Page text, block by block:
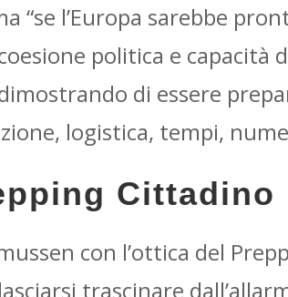
“se l’Europa sarebbe
politica e capacità
di essere
logistica, tempi,
Cittadino
con l’ottica del
trascinare